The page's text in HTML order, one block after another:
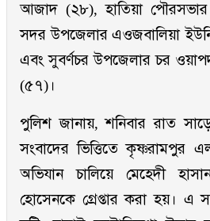
আজাদ (২৮), হাতিয়া পৌরসভার
সদর উপজেলার এওজবালিয়া
এবং সুবর্ণচর উপজেলার চর
(৫৭)।
পুলিশ জানায়, শনিবার রাত
সংবাদের ভিত্তিতে কৃষ্ণরামপুর
অভিযান চালিয়ে মেহেদী
হোসেনকে গ্রেপ্তার করা হয়। এ